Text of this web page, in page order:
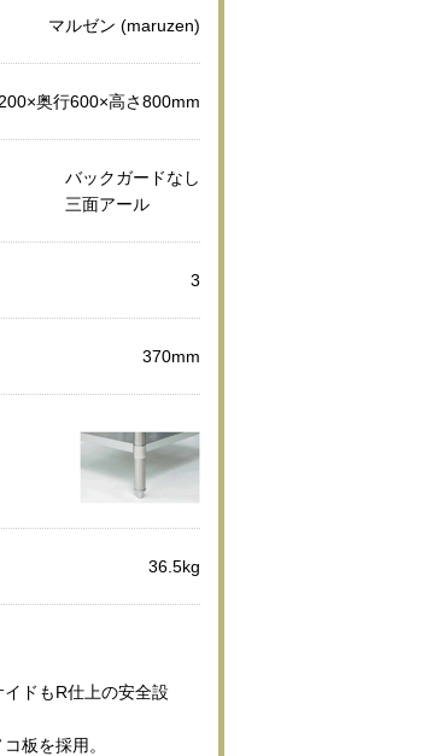
マルゼン (maruzen)
奥行600×高さ800mm
バックガードなし
三面アール
3
370mm
36.5kg
ドもR仕上の安全設
板を採用。